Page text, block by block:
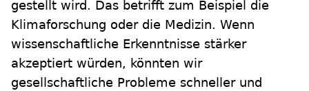
gestellt wird. Das betrifft zum Beispiel die
Klimaforschung oder die Medizin. Wenn
wissenschaftliche Erkenntnisse stärker
akzeptiert würden, könnten wir
gesellschaftliche Probleme schneller und